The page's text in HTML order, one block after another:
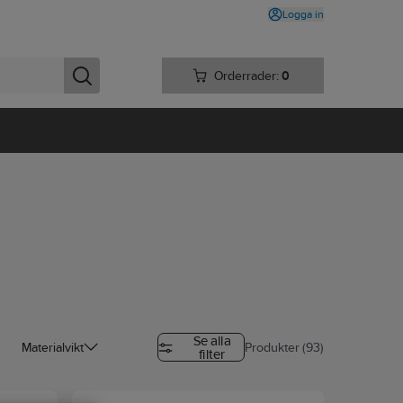
Logga in
Orderrader: 0
Materialvikt
Se alla
filter
Produkter (93)